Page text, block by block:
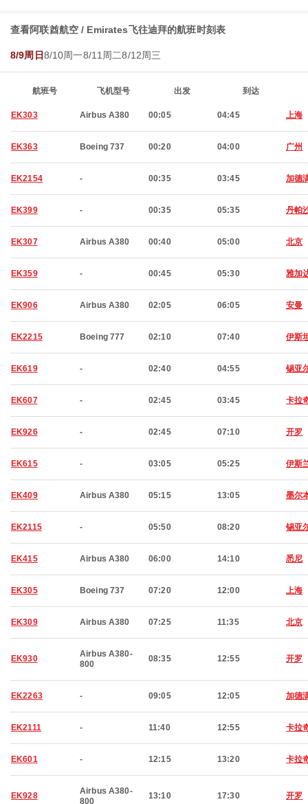
查看阿联酋航空 / Emirates飞往迪拜的航班时刻表
8/9周日8/10周一8/11周二8/12周三
航班号 飞机型号 出发 到达
EK303 Airbus A380 00:05 04:45 上海
EK363 Boeing 737 00:20 04:00 广州
EK2154 - 00:35 03:45 加德
EK399 - 00:35 05:35 丹帕
EK307 Airbus A380 00:40 05:00 北京
EK359 - 00:45 05:30 雅加
EK906 Airbus A380 02:05 06:05 安曼
EK2215 Boeing 777 02:10 07:40 伊斯
EK619 - 02:40 04:55 锡亚
EK607 - 02:45 03:45 卡拉
EK926 - 02:45 07:10 开罗
EK615 - 03:05 05:25 伊斯
EK409 Airbus A380 05:15 13:05 墨尔
EK2115 - 05:50 08:20 锡亚
EK415 Airbus A380 06:00 14:10 悉尼
EK305 Boeing 737 07:20 12:00 上海
EK309 Airbus A380 07:25 11:35 北京
EK930
Airbus A380-
800
08:35 12:55 开罗
EK2263 - 09:05 12:05 加德
EK2111 - 11:40 12:55 卡拉
EK601 - 12:15 13:20 卡拉
EK928
Airbus A380-
800
13:10 17:30 开罗